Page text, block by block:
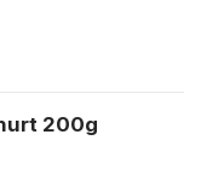
200g